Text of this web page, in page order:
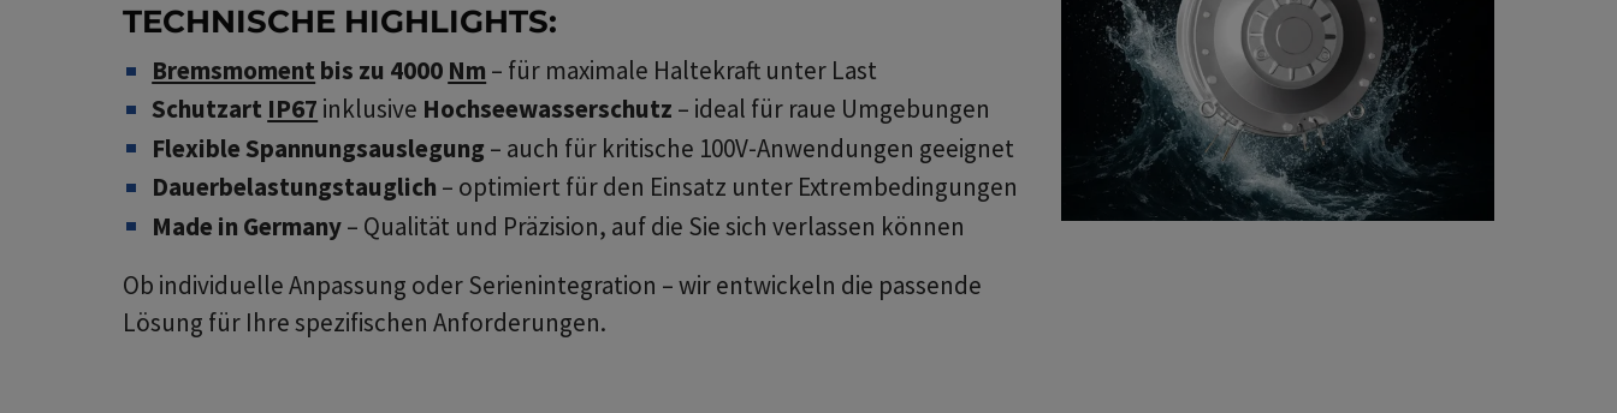
TECHNISCHE HIGHLIGHTS:
Bremsmoment bis zu 4000 Nm – für maximale Haltekraft unter Last
Schutzart IP67 inklusive Hochseewasserschutz – ideal für raue Umgebungen
Flexible Spannungsauslegung – auch für kritische 100V-Anwendungen geeignet
Dauerbelastungstauglich – optimiert für den Einsatz unter Extrembedingungen
Made in Germany– Qualität und Präzision, auf die Sie sich verlassen können
Ob individuelle Anpassung oder Serienintegration – wir entwickeln die passende
Lösung für Ihre spezifischen Anforderungen.